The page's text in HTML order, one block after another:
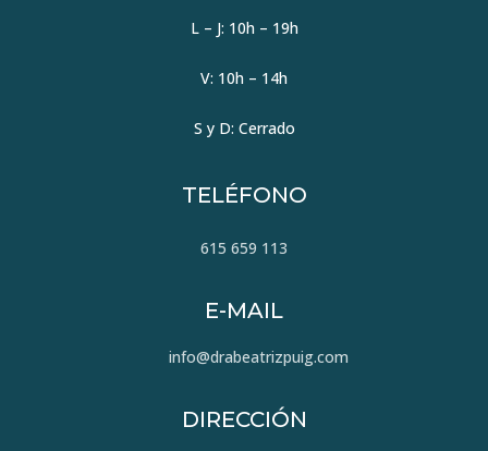
L – J: 10h – 19h
V: 10h – 14h
S y D: Cerrado
TELÉFONO
615 659 113
E-MAIL
info@drabeatrizpuig.com
DIRECCIÓN